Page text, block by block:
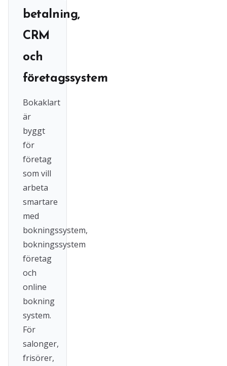
betalning,
CRM
och
företagssystem
Bokaklart
är
byggt
för
företag
som vill
arbeta
smartare
med
bokningssystem,
bokningssystem
företag
och
online
bokning
system.
För
salonger,
frisörer,